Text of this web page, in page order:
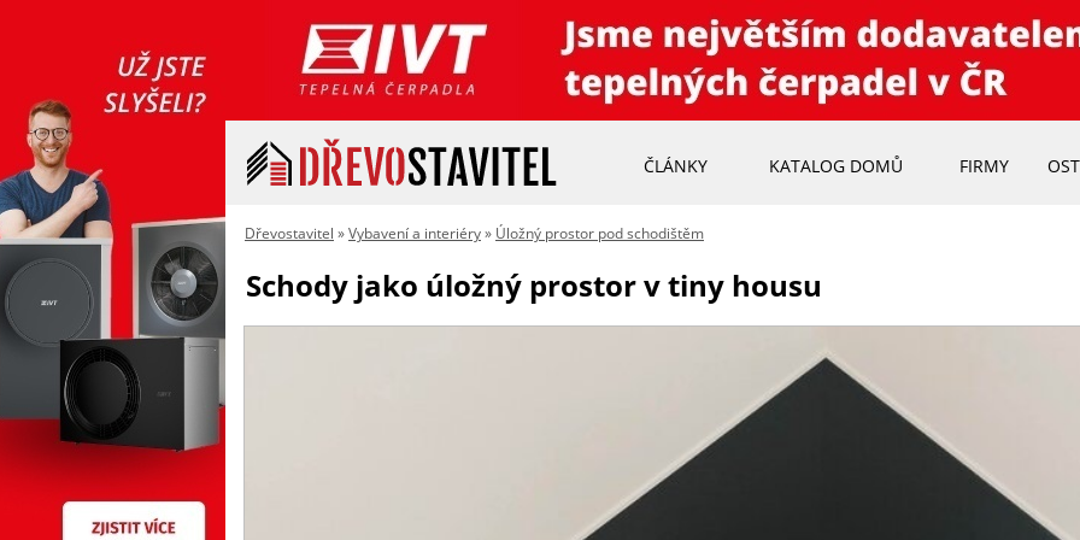
ČLÁNKY KATALOG DOMŮ FIRMY
Dřevostavitel »Vybavení a interiéry» Úložný prostor pod schodištěm
Schody jako úložný prostor v tiny housu